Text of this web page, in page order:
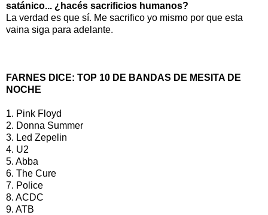
satánico... ¿hacés sacrificios humanos?
La verdad es que sí. Me sacrifico yo mismo por que esta
vaina siga para adelante.
FARNES DICE: TOP 10 DE BANDAS DE MESITA DE
NOCHE
1. Pink Floyd
2. Donna Summer
3. Led Zepelin
4. U2
5. Abba
6. The Cure
7. Police
8. ACDC
9. ATB